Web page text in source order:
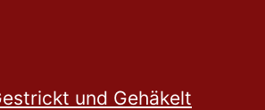
und Gehäkelt